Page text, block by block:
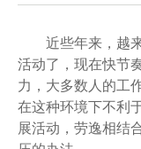
近些年来，越来
活动了，现在快节
力，大多数人的工
在这种环境下不利
展活动，劳逸相结